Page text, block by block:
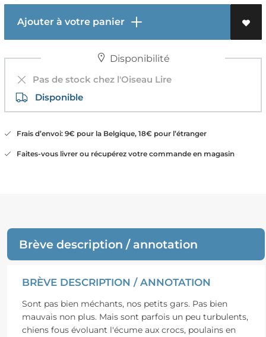
Ajouter à votre panier
Disponibilité
Pas de stock chez l'Oiseau Lire
Disponible
Frais d’envoi: 9€ pour la Belgique, 18€ pour l’étranger
Faites-vous livrer ou récupérez votre commande en magasin
Brève description / annotation
BRÈVE DESCRIPTION / ANNOTATION
Sont pas bien méchants, nos petits gars. Pas bien
mauvais non plus. Mais sont parfois un peu turbulents,
chiens fous évoluant l'écume aux crocs, poulains en